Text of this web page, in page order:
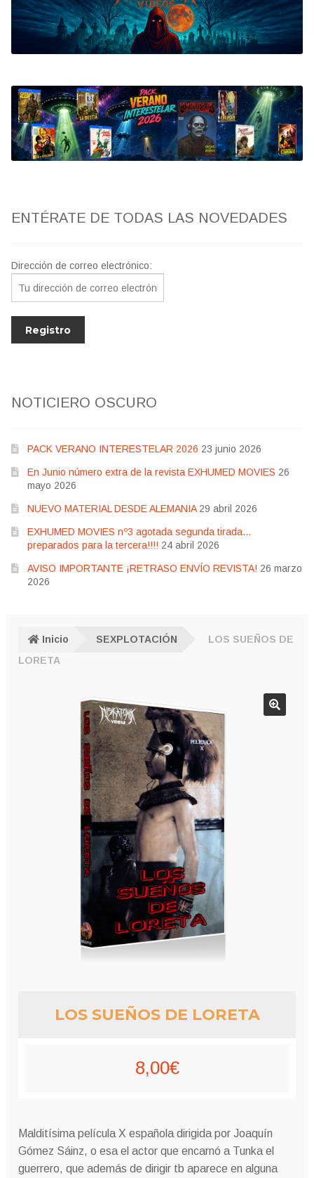
Bluray
Clasificada S
artwork
fantaterror
Jesús Franco
ENTÉRATE DE TODAS LAS NOVEDADES
Dirección de correo electrónico:
NOTICIERO OSCURO
PACK VERANO INTERESTELAR 2026 23 junio 2026
En Junio número extra de la revista EXHUMED MOVIES 26
mayo 2026
NUEVO MATERIAL DESDE ALEMANIA 29 abril 2026
EXHUMED MOVIES nº3 agotada segunda tirada…
preparados para la tercera!!!! 24 abril 2026
AVISO IMPORTANTE ¡RETRASO ENVÍO REVISTA! 26 marzo
2026
Inicio SEXPLOTACIÓN
LOS SUEÑOS DE
LORETA
LOS SUEÑOS DE LORETA
8,00€
Malditísima película X española dirigida por Joaquín
Gómez Sáinz, o esa el actor que encarnó a Tunka el
guerrero, que además de dirigir tb aparece en alguna